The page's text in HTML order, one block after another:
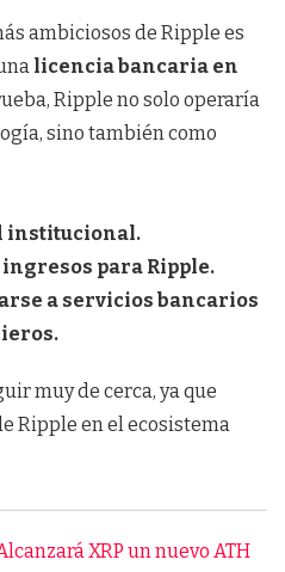
ambiciosos de Ripple es
licencia bancaria en
Ripple no solo operaría
sino también como
institucional.
para Ripple.
a servicios bancarios
muy de cerca, ya que
Ripple en el ecosistema
XRP un nuevo ATH